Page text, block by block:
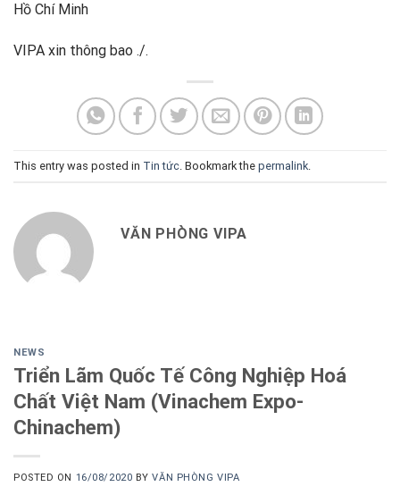
Hồ Chí Minh
VIPA xin thông bao ./.
This entry was posted in Tin tức . Bookmark the permalink
VĂN PHÒNG VIPA
NEWS
Triển Lãm Quốc Tế Công Nghiệp Hoá
Chất Việt Nam (Vinachem Expo-
Chinachem)
POSTED ON 16/08/2020 BYVĂN PHÒNG VIPA